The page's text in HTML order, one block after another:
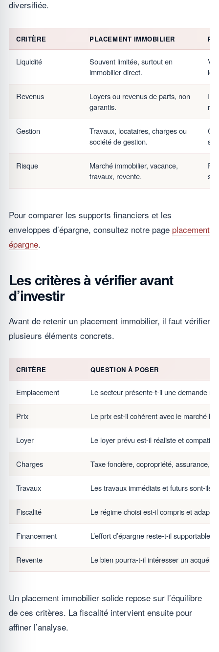
diversifiée.
CRITÈRE PLACEMENT IMMOBILIER
Liquidité
Souvent limitée, surtout en
immobilier direct.
les
Revenus
Loyers ou revenus de parts, non
garantis.
Gestion
Travaux, locataires, charges ou
société de gestion.
Risque
Marché immobilier, vacance,
travaux, revente.
Pour comparer les supports financiers et les
enveloppes d’épargne, consultez notre page placement
épargne.
Les critères à vérifier avant
d’investir
Avant de retenir un placement immobilier, il faut vérifier
plusieurs éléments concrets.
CRITÈRE QUESTION À POSER
Emplacement Le secteur présente-t-il une demande
Prix Le prix est-il cohérent avec le marché
Loyer Le loyer prévu est-il réaliste et
Charges Taxe foncière, copropriété, assurance,
Travaux Les travaux immédiats et futurs sont-ils
Fiscalité Le régime choisi est-il compris et adapté
Financement L’effort d’épargne reste-t-il supportable
Revente Le bien pourra-t-il intéresser un
Un placement immobilier solide repose sur l’équilibre
de ces critères. La fiscalité intervient ensuite pour
affiner l’analyse.